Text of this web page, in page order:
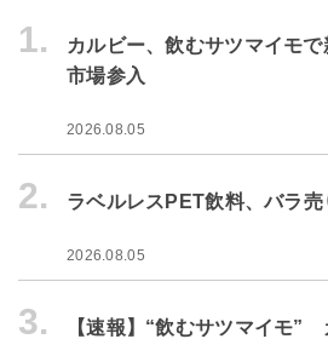
1.
カルビー、飲むサツマイモ
市場参入
2026.08.05
2. ラベルレスPET飲料、バラ売
2026.08.05
3.
【速報】“飲むサツマイモ”